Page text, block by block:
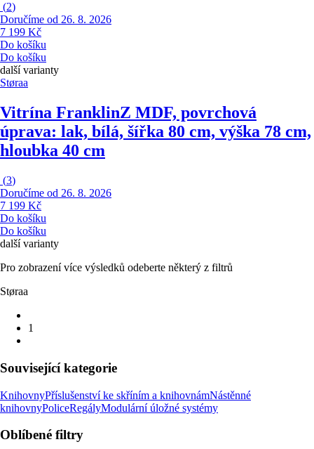
(2)
Doručíme od 26. 8. 2026
7 199 Kč
Do košíku
Do košíku
další varianty
Støraa
Vitrína FranklinZ MDF, povrchová
úprava: lak, bílá, šířka 80 cm, výška 78 cm,
hloubka 40 cm
(3)
Doručíme od 26. 8. 2026
7 199 Kč
Do košíku
Do košíku
další varianty
Pro zobrazení více výsledků odeberte některý z filtrů
Støraa
1
Související kategorie
KnihovnyPříslušenství ke skříním a knihovnámNástěnné
knihovnyPoliceRegályModulární úložné systémy
Oblíbené filtry